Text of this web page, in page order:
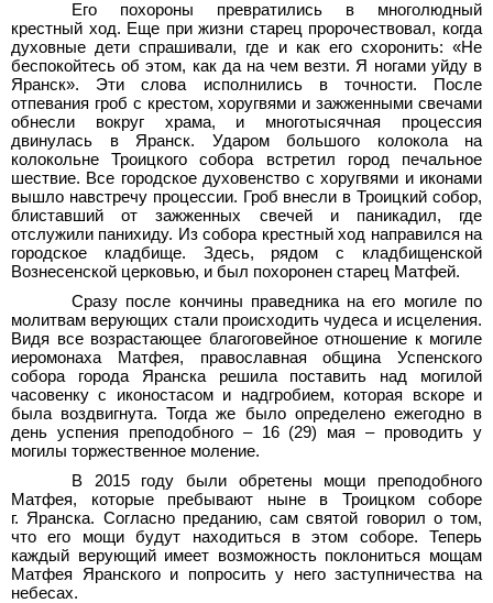
Его похороны превратились в многолюдный
крестный ход. Еще при жизни старец пророчествовал, когда
духовные дети спрашивали, где и как его схоронить: «Не
беспокойтесь об этом, как да на чем везти. Я ногами уйду в
Яранск». Эти слова исполнились в точности. После
отпевания гроб с крестом, хоругвями и зажженными свечами
обнесли вокруг храма, и многотысячная процессия
двинулась в Яранск. Ударом большого колокола на
колокольне Троицкого собора встретил город печальное
шествие. Все городское духовенство с хоругвями и иконами
вышло навстречу процессии. Гроб внесли в Троицкий собор,
блиставший от зажженных свечей и паникадил, где
отслужили панихиду. Из собора крестный ход направился на
городское кладбище. Здесь, рядом с кладбищенской
Вознесенской церковью, и был похоронен старец Матфей.
Сразу после кончины праведника на его могиле по
молитвам верующих стали происходить чудеса и исцеления.
Видя все возрастающее благоговейное отношение к могиле
иеромонаха Матфея, православная община Успенского
собора города Яранска решила поставить над могилой
часовенку с иконостасом и надгробием, которая вскоре и
была воздвигнута. Тогда же было определено ежегодно в
день успения преподобного – 16 (29) мая – проводить у
могилы торжественное моление.
В 2015 году были обретены мощи преподобного
Матфея, которые пребывают ныне в Троицком соборе
г. Яранска. Согласно преданию, сам святой говорил о том,
что его мощи будут находиться в этом соборе. Теперь
каждый верующий имеет возможность поклониться мощам
Матфея Яранского и попросить у него заступничества на
небесах.